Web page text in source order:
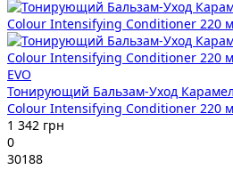
EVO
Тонирующий Бальзам-Уход
Colour Intensifying Conditioner 220
1 342 грн
0
30188